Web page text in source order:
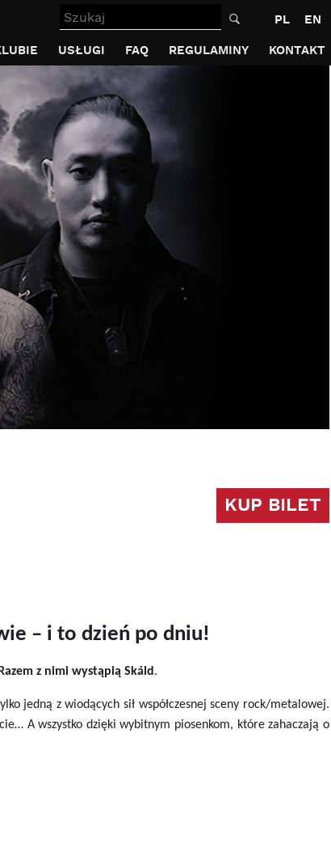
Szukaj PL
EN
USŁUGI FAQ REGULAMINY KONTAKT
KUP BILET
– i to dzień po dniu!
z nimi wystąpią Skáld .
jedną z wiodących sił współczesnej sceny rock/metalowej.
A wszystko dzięki wybitnym piosenkom, które zahaczają o